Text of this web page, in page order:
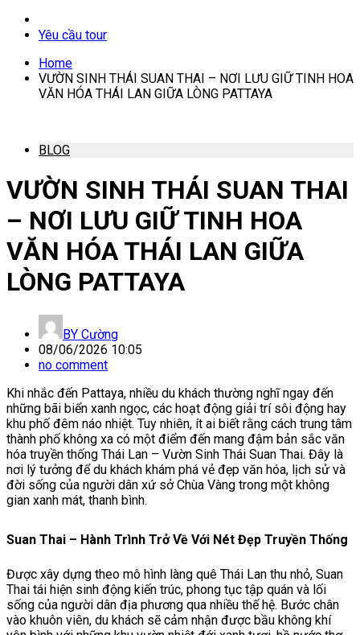
Yêu cầu tour
Home
VƯỜN SINH THÁI SUAN THAI – NƠI LƯU GIỮ TINH HOA
VĂN HÓA THÁI LAN GIỮA LÒNG PATTAYA
BLOG
VƯỜN SINH THÁI SUAN THAI
– NƠI LƯU GIỮ TINH HOA
VĂN HÓA THÁI LAN GIỮA
LÒNG PATTAYA
BY Cường
08/06/2026 10:05
no comment
Khi nhắc đến Pattaya, nhiều du khách thường nghĩ ngay đến
những bãi biển xanh ngọc, các hoạt động giải trí sôi động hay
khu phố đêm náo nhiệt. Tuy nhiên, ít ai biết rằng cách trung tâm
thành phố không xa có một điểm đến mang đậm bản sắc văn
hóa truyền thống Thái Lan – Vườn Sinh Thái Suan Thai. Đây là
nơi lý tưởng để du khách khám phá vẻ đẹp văn hóa, lịch sử và
đời sống của người dân xứ sở Chùa Vàng trong một không
gian xanh mát, thanh bình.
Suan Thai – Hành Trình Trở Về Với Nét Đẹp Truyền Thống
Được xây dựng theo mô hình làng quê Thái Lan thu nhỏ, Suan
Thai tái hiện sinh động kiến trúc, phong tục tập quán và lối
sống của người dân địa phương qua nhiều thế hệ. Bước chân
vào khuôn viên, du khách sẽ cảm nhận được bầu không khí